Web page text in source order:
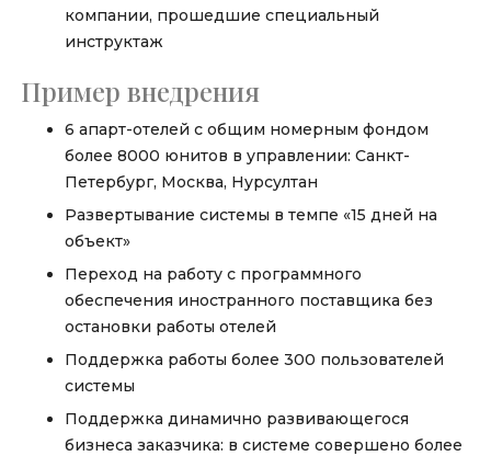
компании, прошедшие специальный
инструктаж
Пример внедрения
6 апарт-отелей с общим номерным фондом
более 8000 юнитов в управлении: Санкт-
Петербург, Москва, Нурсултан
Развертывание системы в темпе «15 дней на
объект»
Переход на работу с программного
обеспечения иностранного поставщика без
остановки работы отелей
Поддержка работы более 300 пользователей
системы
Поддержка динамично развивающегося
бизнеса заказчика: в системе совершено более